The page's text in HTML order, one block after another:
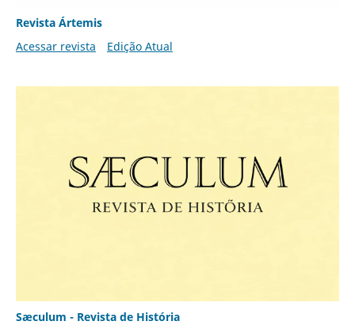
Revista Ártemis
Acessar revista
Edição Atual
Sæculum - Revista de História